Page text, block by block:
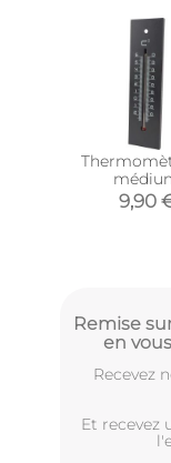
22
9,90
Remise
en
Recevez
Et recevez